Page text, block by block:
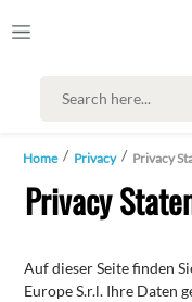
Home Privacy Privacy
Privacy
AufdieserSeitefinden
EuropeS.r.l. Ihre Daten